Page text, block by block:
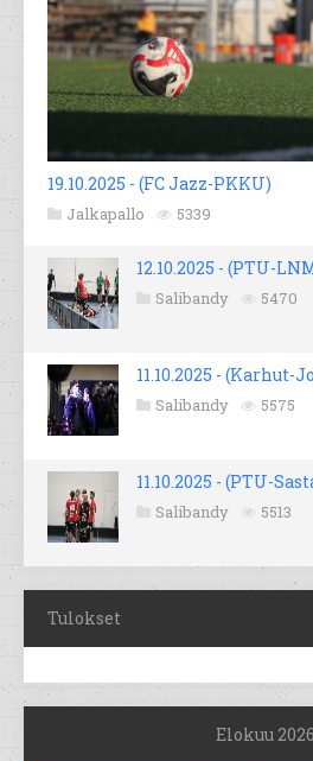
19.10.2025 - (FC Jazz-PKKU)
Jalkapallo 5339
12.10.2025 - (PTU-
Salibandy 5470
11.10.2025 - (Karhut-
Salibandy 5575
11.10.2025 - (PTU-
Salibandy 5513
Tulokset
Elokuu 2026